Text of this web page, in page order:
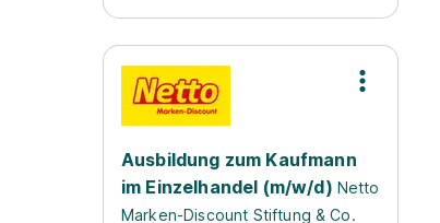
Ausbildung zum Kaufmann
im Einzelhandel (m/w/d) Netto
Marken-Discount Stiftung & Co.